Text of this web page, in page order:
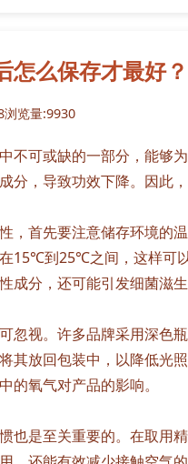
怎么保存才最好？
浏览量:9930
不可或缺的一部分，能够
分，导致功效下降。因此
，首先要注意储存环境的
15℃到25℃之间，这样可
成分，还可能引发细菌滋生
忽视。许多品牌采用深色
其放回包装中，以降低光
的氧气对产品的影响。
也是至关重要的。在取用